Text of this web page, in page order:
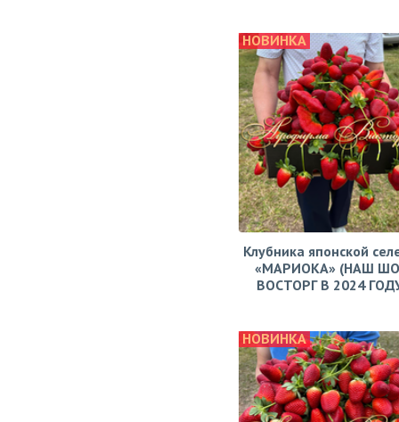
НОВИНКА
Клубника японской
«МАРИОКА» (НАШ
ВОСТОРГ В 2024
НОВИНКА